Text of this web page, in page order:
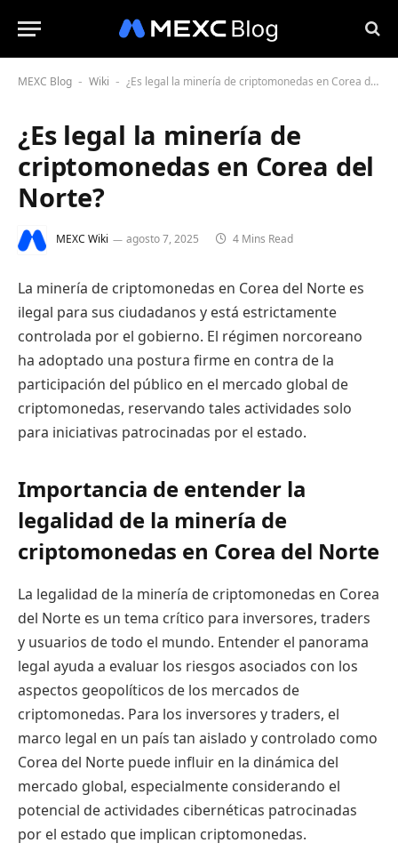
MEXC Blog - Wiki - ¿Es legal la minería de criptomonedas en Corea del Norte?
¿Es legal la minería de
criptomonedas en Corea del
Norte?
MEXC Wiki agosto 7, 2025 4 Mins Read
La minería de criptomonedas en Corea del Norte es
ilegal para sus ciudadanos y está estrictamente
controlada por el gobierno. El régimen norcoreano
ha adoptado una postura firme en contra de la
participación del público en el mercado global de
criptomonedas, reservando tales actividades solo
para iniciativas patrocinadas por el estado.
Importancia de entender la
legalidad de la minería de
criptomonedas en Corea del Norte
La legalidad de la minería de criptomonedas en Corea
del Norte es un tema crítico para inversores, traders
y usuarios de todo el mundo. Entender el panorama
legal ayuda a evaluar los riesgos asociados con los
aspectos geopolíticos de los mercados de
criptomonedas. Para los inversores y traders, el
marco legal en un país tan aislado y controlado como
Corea del Norte puede influir en la dinámica del
mercado global, especialmente considerando el
potencial de actividades cibernéticas patrocinadas
por el estado que implican criptomonedas.